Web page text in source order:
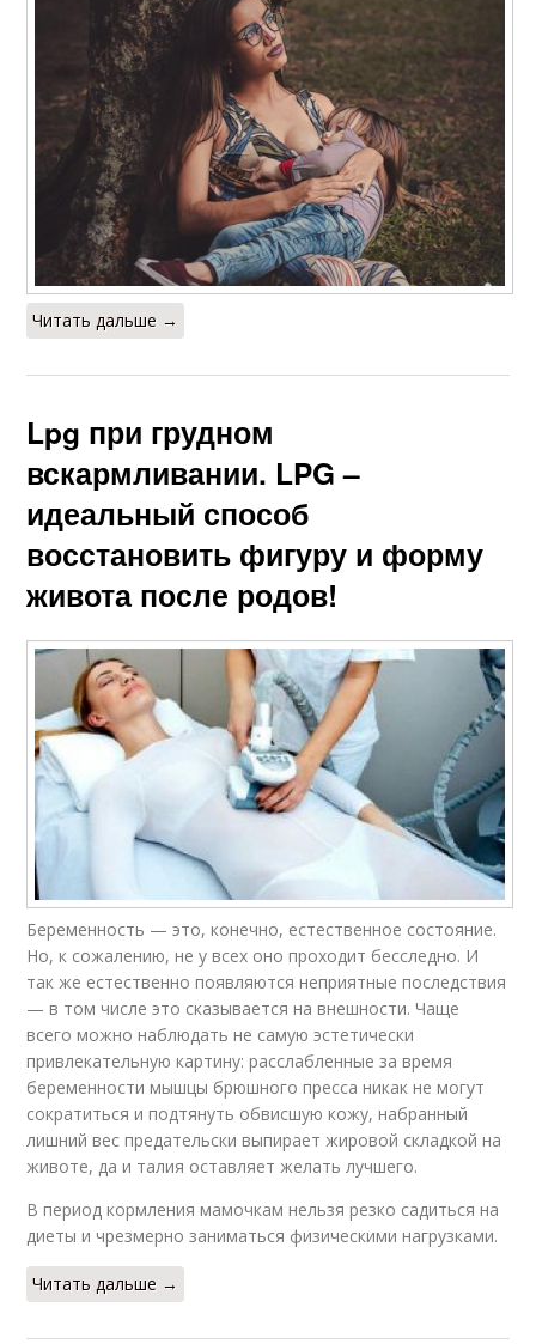
Читать дальше →
Lpg при грудном
вскармливании. LPG –
идеальный способ
восстановить фигуру и форму
живота после родов!
Беременность — это, конечно, естественное состояние.
Но, к сожалению, не у всех оно проходит бесследно. И
так же естественно появляются неприятные последствия
— в том числе это сказывается на внешности. Чаще
всего можно наблюдать не самую эстетически
привлекательную картину: расслабленные за время
беременности мышцы брюшного пресса никак не могут
сократиться и подтянуть обвисшую кожу, набранный
лишний вес предательски выпирает жировой складкой на
животе, да и талия оставляет желать лучшего.
В период кормления мамочкам нельзя резко садиться на
диеты и чрезмерно заниматься физическими нагрузками.
Читать дальше →